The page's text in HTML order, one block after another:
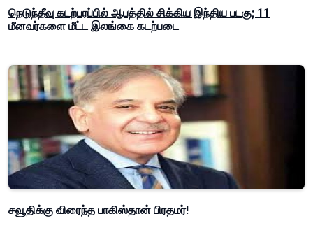
நெடுந்தீவு கடற்பரப்பில் ஆபத்தில் சிக்கிய இந்திய படகு; 11
மீனவர்களை மீட்ட இலங்கை கடற்படை
சவூதிக்கு விரைந்த பாகிஸ்தான் பிரதமர்!